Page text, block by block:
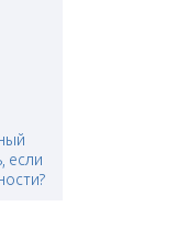
если